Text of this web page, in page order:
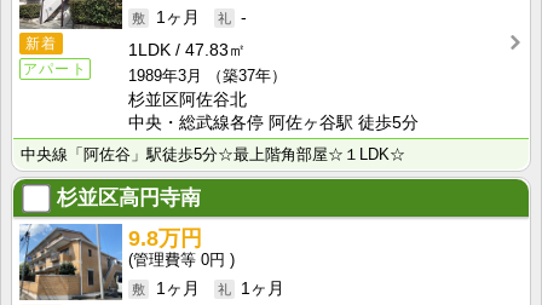
新着
アパート
1ヶ月
-
1LDK
47.83㎡
1989年3月
（築37年）
杉並区阿佐谷北
中央・総武線各停 阿佐ヶ谷駅 徒歩5分
中央線「阿佐谷」駅徒歩5分☆最上階角部屋☆１LDK☆
杉並区高円寺南
9.8万円
0円
1ヶ月
1ヶ月